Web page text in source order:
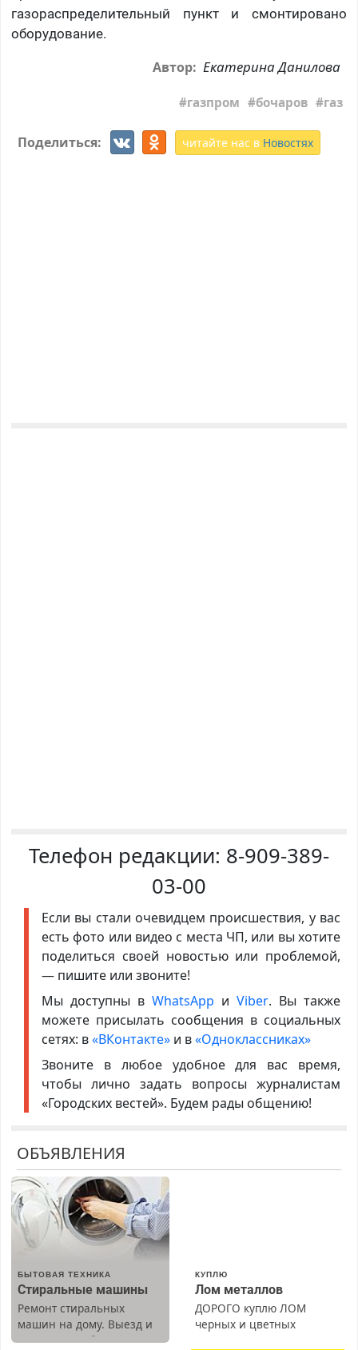
газораспределительный пункт и смонтировано
оборудование.
Автор: Екатерина Данилова
газпром бочаров газ
Поделиться: читайте нас в Новостях
Телефон редакции: 8-909-389-
03-00
Если вы стали очевидцем происшествия, у вас
есть фото или видео с места ЧП, или вы хотите
поделиться своей новостью или проблемой,
— пишите или звоните!
Мы доступны в WhatsApp иViber. Вы также
можете присылать сообщения в социальных
сетях: в«ВКонтакте»и в«Одноклассниках»
Звоните в любое удобное для вас время,
чтобы лично задать вопросы журналистам
«Городских вестей». Будем рады общению!
ОБЪЯВЛЕНИЯ
БЫТОВАЯ ТЕХНИКА
Стиральные машины
Ремонт стиральных
машин на дому. Выезд и
диагностика бесплатно.
КУПЛЮ
Лом металлов
ДОРОГО куплю ЛОМ
черных и цветных